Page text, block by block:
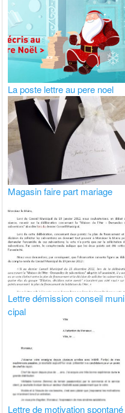
La poste lettre au pere noel
Magasin faire part mariage
Lettre démission conseil muni
cipal
Lettre de motivation spontané